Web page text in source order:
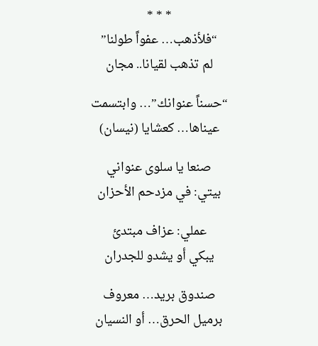
* * *
“فلأذهب… عفواً طولنا”
لم تذهب لقيانا.. مجان
“حسناً عنوانك”… وابتسمت
عيناها… كعشايا (نيسان)
صنعا يا سلوى عنواني
بيتي: في مزدحم الأحزان
عملي: عزاف مبتدئ
يبكي أو يشدو للجدران
صندوق بريد… معروف
برميل الحرق… أو النسيان